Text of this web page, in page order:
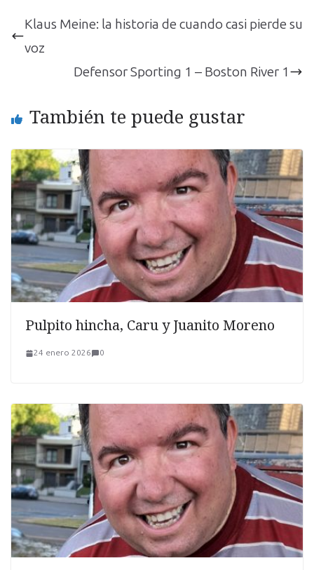
Klaus Meine: la historia de cuando casi pierde su
voz
Defensor Sporting 1 – Boston River 1
También te puede gustar
Pulpito hincha, Caru y Juanito Moreno
24 enero 2026 0